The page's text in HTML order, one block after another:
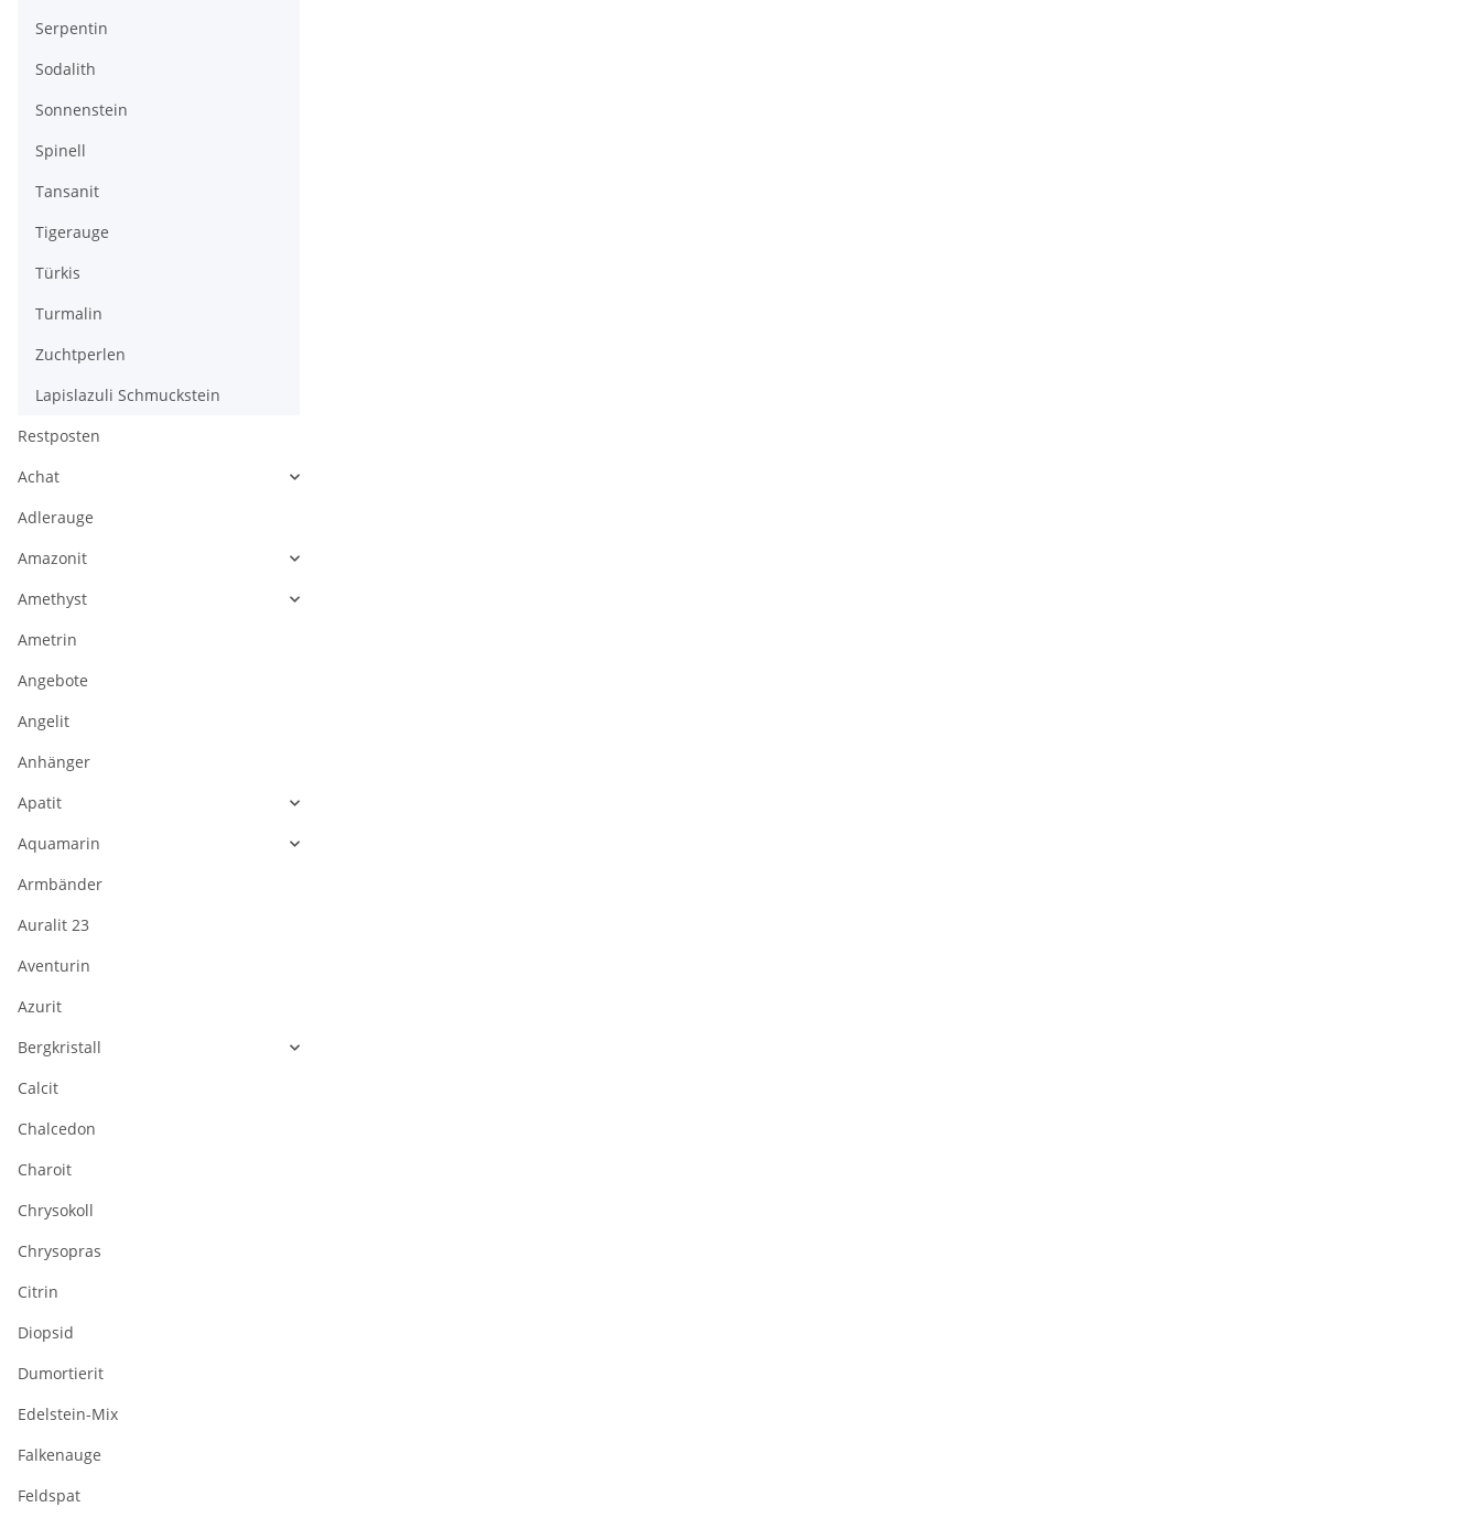
Serpentin
Sodalith
Sonnenstein
Spinell
Tansanit
Tigerauge
Türkis
Turmalin
Zuchtperlen
Lapislazuli Schmuckstein
Restposten
Achat
Adlerauge
Amazonit
Amethyst
Ametrin
Angebote
Angelit
Anhänger
Apatit
Aquamarin
Armbänder
Auralit 23
Aventurin
Azurit
Bergkristall
Calcit
Chalcedon
Charoit
Chrysokoll
Chrysopras
Citrin
Diopsid
Dumortierit
Edelstein-Mix
Falkenauge
Feldspat